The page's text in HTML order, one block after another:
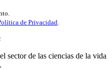
de Privacidad.
sector de las ciencias de la vida